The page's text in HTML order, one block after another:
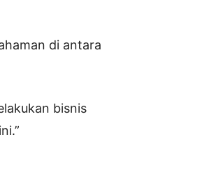
di antara
bisnis